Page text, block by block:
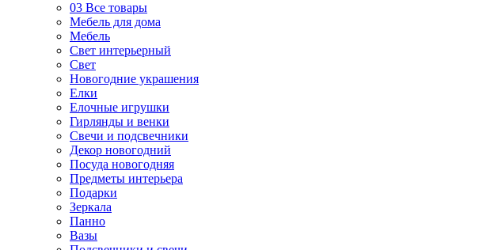
03 Все товары
Мебель для дома
Мебель
Свет интерьерный
Свет
Новогодние украшения
Елки
Елочные игрушки
Гирлянды и венки
Свечи и подсвечники
Декор новогодний
Посуда новогодняя
Предметы интерьера
Подарки
Зеркала
Панно
Вазы